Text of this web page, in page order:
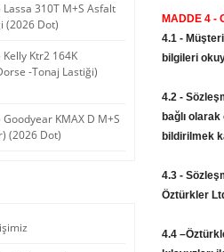
310T M+S Asfalt
(2026 Dot)
Ktr2 164K
-Tonaj Lastiği)
KMAX D M+S
(2026 Dot)
MADDE 4 -
4.1 -
bilgileri
4.2 -
bağlı
bildirilmek
4.3 -
Öztürkler
4.4